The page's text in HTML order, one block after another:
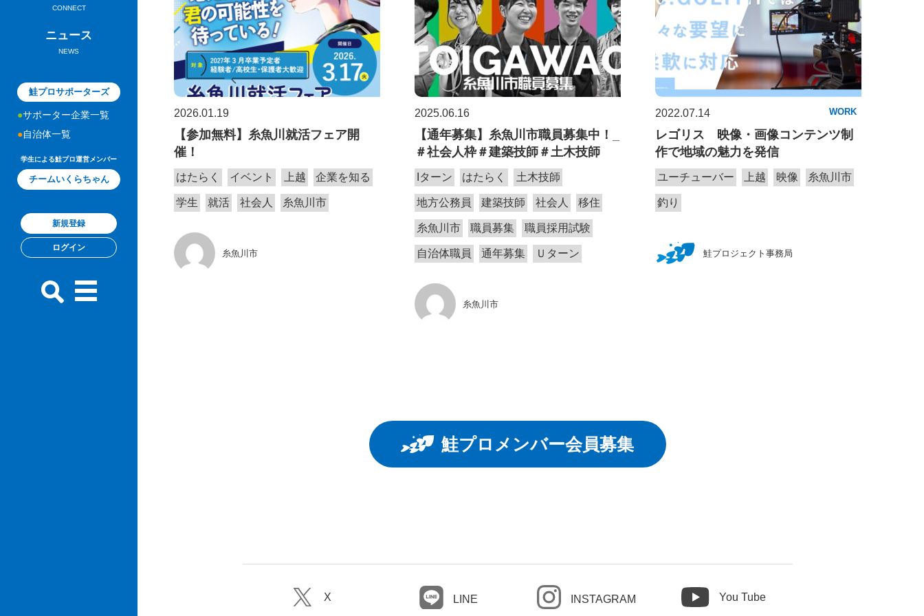
CONNECT
ニュース
NEWS
鮭プロサポーターズ
サポーター企業一覧
自治体一覧
学生による鮭プロ運営メンバー
チームいくらちゃん
新規登録
ログイン
2026.01.19
【参加無料】糸魚川就活フェア開
催！
はたらく イベント 上越 企業を知る
学生 就活 社会人 糸魚川市
糸魚川市
2025.06.16
【通年募集】糸魚川市職員募集中！_
＃社会人枠＃建築技師＃土木技師
Iターン はたらく 土木技師
地方公務員 建築技師 社会人 移住
糸魚川市 職員募集 職員採用試験
自治体職員 通年募集 Ｕターン
糸魚川市
2022.07.14 WORK
レゴリス 映像・画像コンテンツ制
作で地域の魅力を発信
ユーチューバー 上越 映像 糸魚川市
釣り
鮭プロジェクト事務局
鮭プロメンバー会員募集
X LINE INSTAGRAM You Tube